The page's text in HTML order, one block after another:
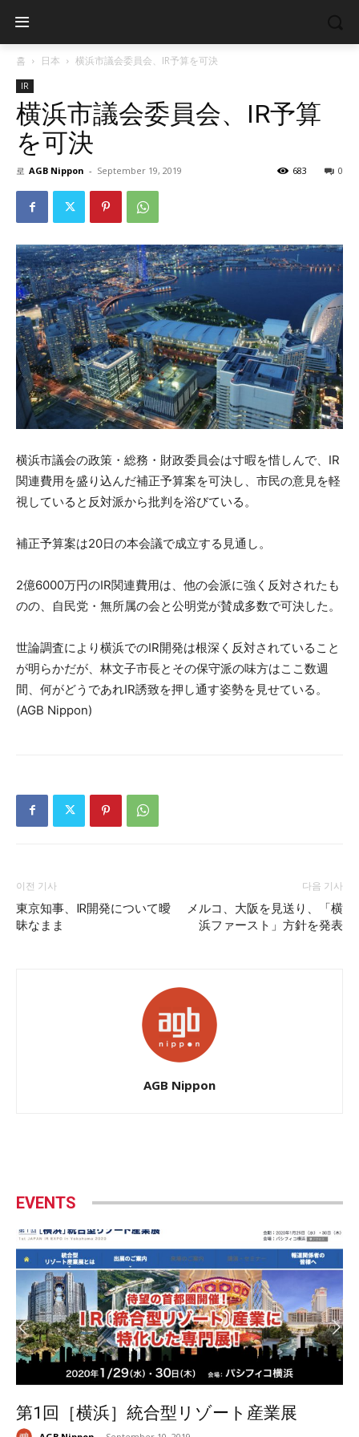
홈 日本 横浜市議会委員会、IR予算を可決
IR
横浜市議会委員会、IR予算
を可決
로 AGB Nippon - September 19, 2019 0
683
横浜市議会の政策・総務・財政委員会は寸暇を惜しんで、IR
関連費用を盛り込んだ補正予算案を可決し、市民の意見を軽
視していると反対派から批判を浴びている。
補正予算案は20日の本会議で成立する見通し。
2億6000万円のIR関連費用は、他の会派に強く反対されたも
のの、自民党・無所属の会と公明党が賛成多数で可決した。
世論調査により横浜でのIR開発は根深く反対されていること
が明らかだが、林文子市長とその保守派の味方はここ数週
間、何がどうであれIR誘致を押し通す姿勢を見せている。
(AGB Nippon)
이전 기사
東京知事、IR開発について曖
昧なまま
다음 기사
メルコ、大阪を見送り、「横
浜ファースト」方針を発表
AGB Nippon
EVENTS
第1回［横浜］統合型リゾート産業展